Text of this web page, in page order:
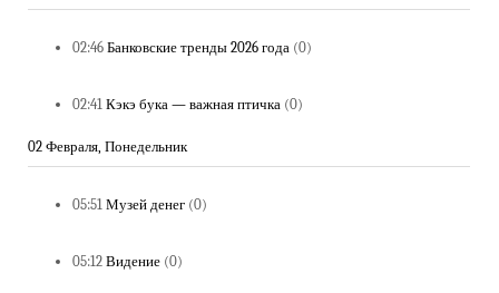
02:46 Банковские тренды 2026 года (0)
02:41 Кэкэ бука — важная птичка (0)
02 Февраля, Понедельник
05:51 Музей денег (0)
05:12 Видение (0)